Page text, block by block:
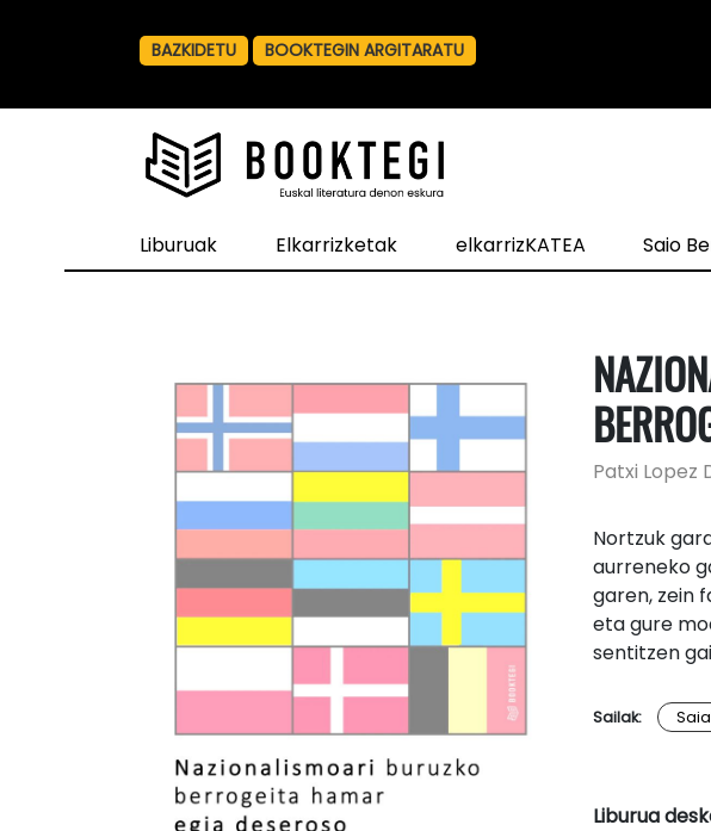
BAZKIDETU BOOKTEGIN ARGITARATU
Liburuak Elkarrizketak elkarrizKATEA Saio
Patxi Lopez
Nortzuk
aurreneko
garen, zein
eta gure
sentitzen
Sailak:
Liburua